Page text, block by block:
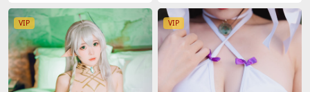
VIP VIP